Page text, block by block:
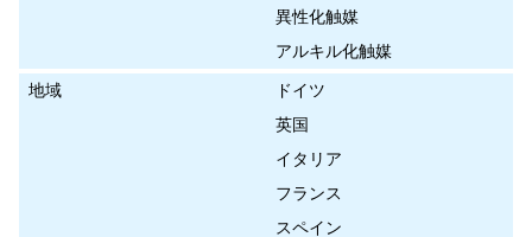
異性化触媒
アルキル化触媒
地域
ドイツ
英国
イタリア
フランス
スペイン